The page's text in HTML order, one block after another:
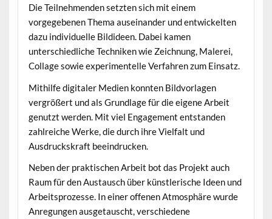
Die Teilnehmenden setzten sich mit einem
vorgegebenen Thema auseinander und entwickelten
dazu individuelle Bildideen. Dabei kamen
unterschiedliche Techniken wie Zeichnung, Malerei,
Collage sowie experimentelle Verfahren zum Einsatz.
Mithilfe digitaler Medien konnten Bildvorlagen
vergrößert und als Grundlage für die eigene Arbeit
genutzt werden. Mit viel Engagement entstanden
zahlreiche Werke, die durch ihre Vielfalt und
Ausdruckskraft beeindrucken.
Neben der praktischen Arbeit bot das Projekt auch
Raum für den Austausch über künstlerische Ideen und
Arbeitsprozesse. In einer offenen Atmosphäre wurde
Anregungen ausgetauscht, verschiedene